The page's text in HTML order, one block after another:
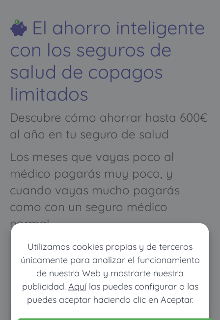
Utilizamos cookies propias y de terceros
únicamente para analizar el funcionamiento
de nuestra Web y mostrarte nuestra
publicidad. Aquílas puedes configurar o las
puedes aceptar haciendo clic en Aceptar.
El ahorro inteligente
con los seguros de
salud de copagos
limitados
Descubre cómo ahorrar hasta 600€
al año en tu seguro de salud
Los meses que vayas poco al
médico pagarás muy poco, y
cuando vayas mucho pagarás
como con un seguro médico
normal